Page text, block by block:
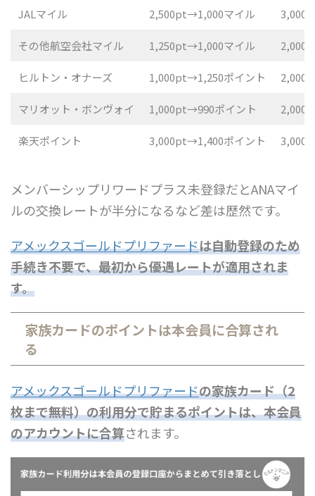
JALマイル 2,500pt→1,000マイル
その他航空会社マイル 1,250pt→1,000マイル
ヒルトン・オナーズ 1,000pt→1,250ポイント
マリオット・ボンヴォイ 1,000pt→990ポイント
楽天ポイント 3,000pt→1,400ポイント
メンバーシップリワードプラス未登録だとANAマイ
ルの交換レートが半分になるなど差は歴然です。
アメックスゴールドプリファードは自動登録のため
手続き不要で、最初から優遇レートが適用されま
す。
家族カードのポイントは本会員に合算され
る
アメックスゴールドプリファードの家族カード（2
枚まで無料）の利用分で貯まるポイントは、本会員
のアカウントに合算されます。